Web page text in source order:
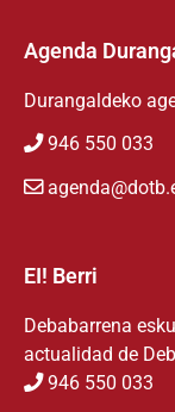
Agenda
Durangaldeko
946 550 033
EI! Berri
Debabarrena
actualidad de
946 550 033